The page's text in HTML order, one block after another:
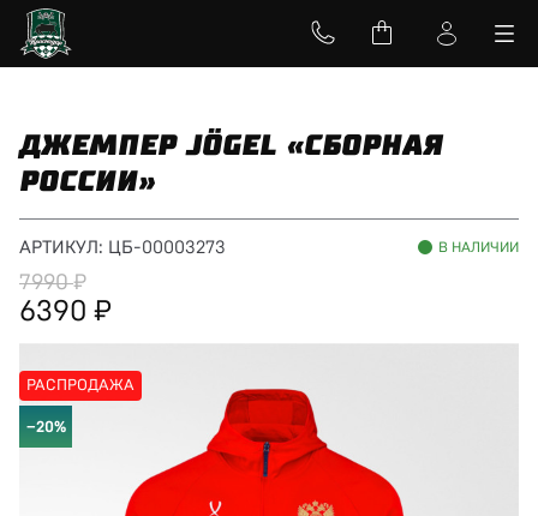
ДЖЕМПЕР JÖGEL «СБОРНАЯ
РОССИИ»
АРТИКУЛ: ЦБ-00003273 В НАЛИЧИИ
7990
6390
РАСПРОДАЖА
−20%